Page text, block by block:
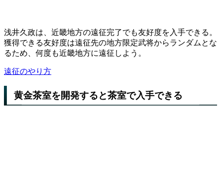
浅井久政は、近畿地方の遠征完了でも友好度を入手できる。
獲得できる友好度は遠征先の地方限定武将からランダムとな
るため、何度も近畿地方に遠征しよう。
遠征のやり方
黄金茶室を開発すると茶室で入手できる